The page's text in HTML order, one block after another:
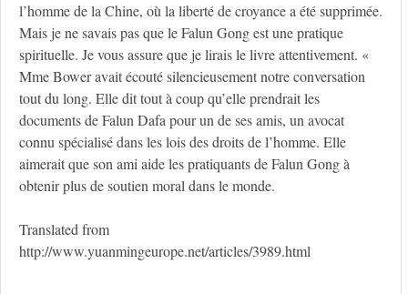
l’homme de la Chine, où la liberté de croyance a été supprimée.
Mais je ne savais pas que le Falun Gong est une pratique
spirituelle. Je vous assure que je lirais le livre attentivement. «
Mme Bower avait écouté silencieusement notre conversation
tout du long. Elle dit tout à coup qu’elle prendrait les
documents de Falun Dafa pour un de ses amis, un avocat
connu spécialisé dans les lois des droits de l’homme. Elle
aimerait que son ami aide les pratiquants de Falun Gong à
obtenir plus de soutien moral dans le monde.
Translated from
http://www.yuanmingeurope.net/articles/3989.html